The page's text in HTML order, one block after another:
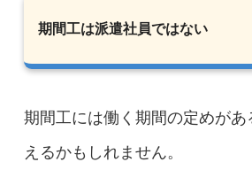
期間工は派遣社員ではない
期間工には働く期間の定めが
えるかもしれません。